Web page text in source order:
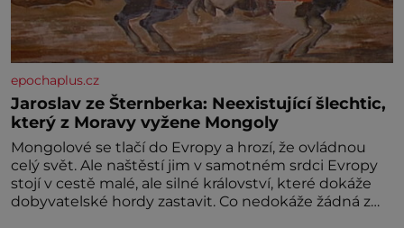
epochaplus.cz
Jaroslav ze Šternberka: Neexistující šlechtic,
který z Moravy vyžene Mongoly
Mongolové se tlačí do Evropy a hrozí, že ovládnou
celý svět. Ale naštěstí jim v samotném srdci Evropy
stojí v cestě malé, ale silné království, které dokáže
dobyvatelské hordy zastavit. Co nedokáže žádná z